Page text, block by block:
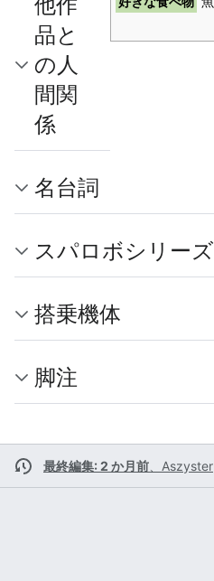
品と
の人
間関
係
名台詞
スパロボシリー
搭乗機体
脚注
最終編集: 2 か月前 Aszyster